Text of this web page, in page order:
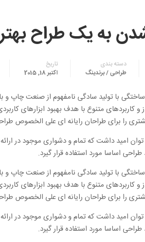
به یک طراح بهتر
دسته بندی
طراحی / برندینگ
تاریخ
اکتبر 18, 2015
با تولید سادگی نامفهوم از صنعت چاپ و
و کاربردهای متنوع با هدف بهبود ابزارهای
را برای طراحان رایانه ای علی الخصوص
امید داشت که تمام و دشواری موجود در
اساسا مورد استفاده قرار گیرد.
با تولید سادگی نامفهوم از صنعت چاپ و
و کاربردهای متنوع با هدف بهبود ابزارهای
را برای طراحان رایانه ای علی الخصوص
امید داشت که تمام و دشواری موجود در
اساسا مورد استفاده قرار گیرد.